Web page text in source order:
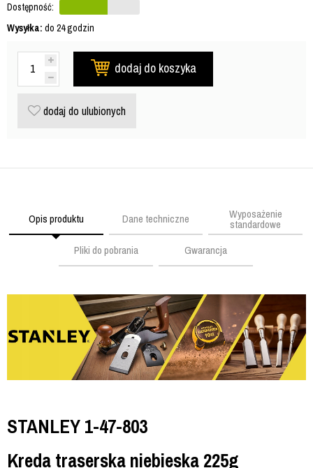
Dostępność:
Wysyłka: do 24 godzin
dodaj do koszyka
dodaj do ulubionych
Opis produktu Dane techniczne Wyposażenie
standardowe
Pliki do pobrania
Gwarancja
STANLEY 1-47-803
Kreda traserska niebieska 225g